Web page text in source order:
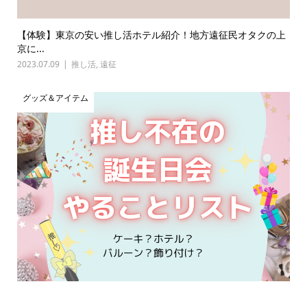
【体験】東京の安い推し活ホテル紹介！地方遠征民オタクの上
京に...
2023.07.09 推し活, 遠征
グッズ＆アイテム